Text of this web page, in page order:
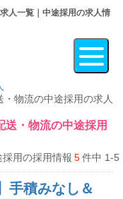
人一覧｜中途採用の求人情
物流の中途採用の求人
送・物流の中途採用
用の採用情報 5件中 1-5
手積みなし＆